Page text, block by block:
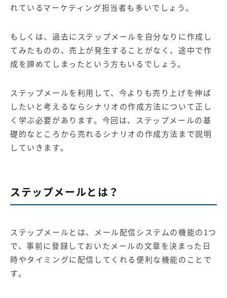
【IT企業向け】マーケティン
SNSアカウント運用代行サー
広告プロモーションの製品
Web広告サービス
Web広告パッケージ
【塾・個別塾業界向け】新規
集客Web広告パッケージ
サイトアクセス増加パッケー
ジ
商圏ねらいうちパッケージ
WEBプラス
れているマーケティング担当者も多いでしょう。
もしくは、過去にステップメールを自分なりに作成し
てみたものの、売上が発生することがなく、途中で作
成を諦めてしまったという方もいるでしょう。
ステップメールを利用して、今よりも売り上げを伸ば
したいと考えるならシナリオの作成方法について正し
く学ぶ必要があります。今回は、ステップメールの基
礎的なところから売れるシナリオの作成方法まで説明
していきます。
ステップメールとは？
ステップメールとは、メール配信システムの機能の1つ
で、事前に登録しておいたメールの文章を決まった日
時やタイミングに配信してくれる便利な機能のことで
す。